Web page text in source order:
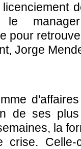
pour
Jorge
de ses
la
crise.